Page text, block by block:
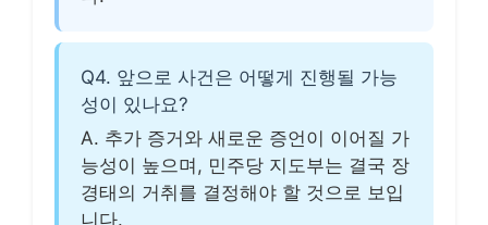
Q4. 앞으로 사건은 어떻게 진행될 가능
성이 있나요?
A. 추가 증거와 새로운 증언이 이어질 가
능성이 높으며, 민주당 지도부는 결국 장
경태의 거취를 결정해야 할 것으로 보입
니다.